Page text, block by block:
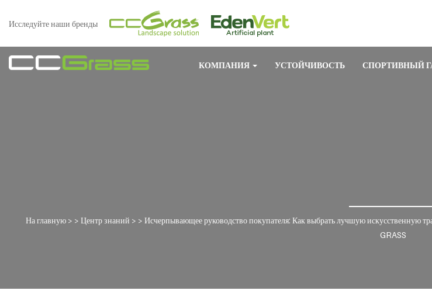
Исследуйте наши бренды
КОМПАНИЯ УСТОЙЧИВОСТЬ СПОРТИВНЫЙ
На главную> > Центр знаний > > Исчерпывающее руководство покупателя: Как выбрать лучшую искусственную
GRASS